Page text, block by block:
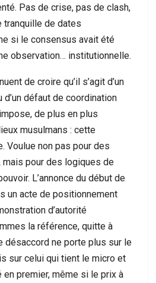
Pas de crise, pas de clash,
tranquille de dates
si le consensus avait été
observation… institutionnelle.
de croire qu’il s’agit d’un
défaut de coordination
de plus en plus
musulmans : cette
Voulue non pas pour des
pour des logiques de
L’annonce du début de
un acte de positionnement
d’autorité
la référence, quitte à
désaccord ne porte plus sur le
sur celui qui tient le micro et
premier, même si le prix à